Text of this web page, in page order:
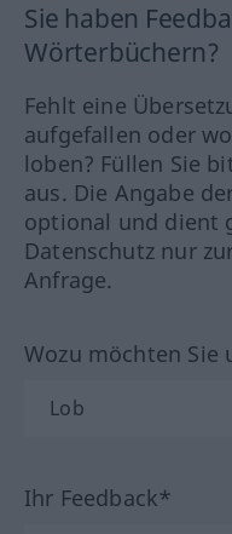
Sie haben
Wörterbüchern?
Fehlt eine
aufgefallen oder
loben? Füllen Sie
aus. Die Angabe
optional und dient
Datenschutz nur
Anfrage.
Wozu möchten Sie
Ihr Feedback*